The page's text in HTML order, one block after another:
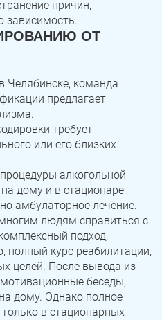
причин,
ОТ
Челябинске, команда
предлагает
требует
или его близких
алкогольной
дому и в стационаре
амбулаторное лечение.
людям справиться с
подход,
курс реабилитации,
целей. После вывода из
беседы,
дому. Однако полное
в стационарных